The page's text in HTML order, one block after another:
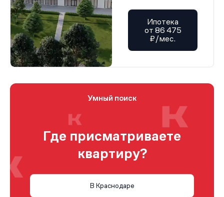
Ипотека
от 86 475
₽/мес.
Умный поиск
Где присматриваете
квартиру?
В Краснодаре